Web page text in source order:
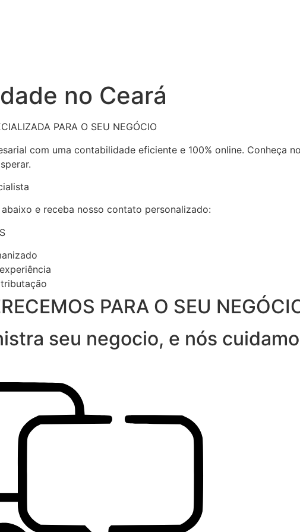
no Ceará
PARA O SEU NEGÓCIO
com uma contabilidade eficiente e 100% online. Conheça
e receba nosso contato personalizado:
PARA O SEU
seu negocio, e nós